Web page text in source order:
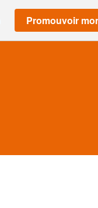
Promouvoir